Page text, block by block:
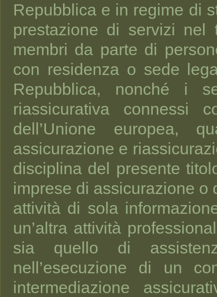
Repubblica e in regime di
prestazione di servizi nel
membri da parte di
con residenza o sede
Repubblica, nonché i
riassicurativa
dell’Unione europea,
assicurazione e
disciplina del presente
imprese di assicurazione o
attività di sola
un’altra attività
sia quello di
nell’esecuzione di un
intermediazione